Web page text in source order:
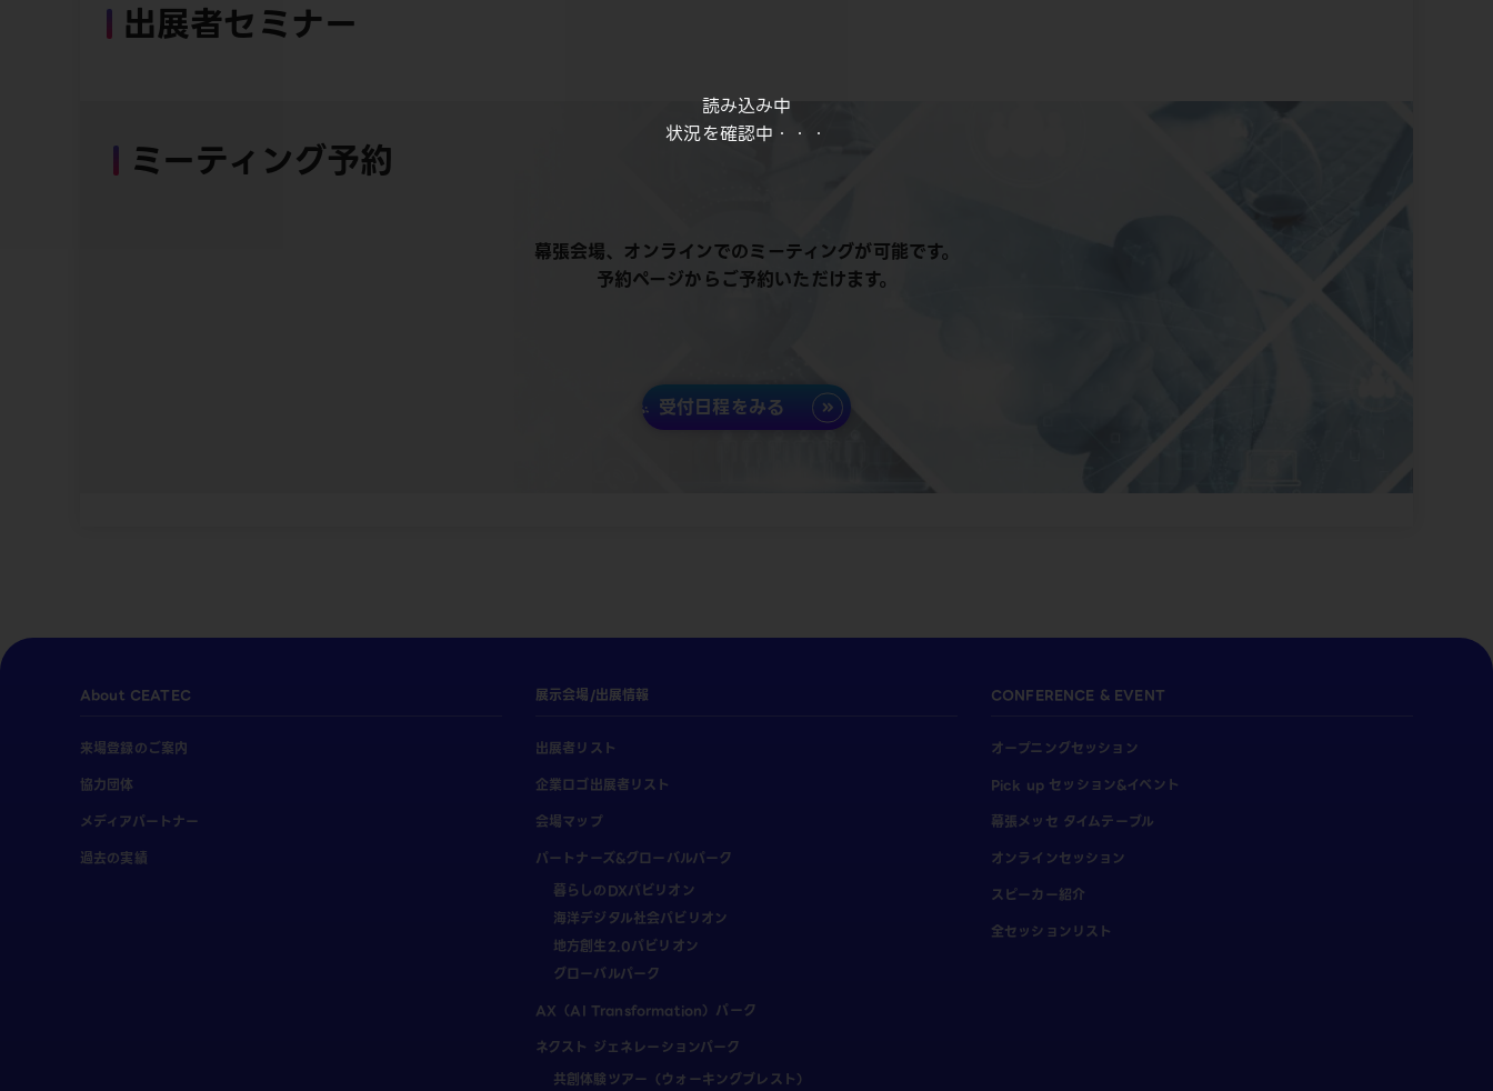
読み込み中
状況を確認中・・・
出展者セミナー
ミーティング予約
幕張会場、オンラインでのミーティングが可能です。
予約ページからご予約いただけます。
受付日程をみる
About CEATEC
来場登録のご案内
協力団体
メディアパートナー
過去の実績
展示会場/出展情報
出展者リスト
企業ロゴ出展者リスト
会場マップ
パートナーズ&グローバルパーク
暮らしのDXパビリオン
海洋デジタル社会パビリオン
地方創生2.0パビリオン
グローバルパーク
AX（AI Transformation）パーク
ネクスト ジェネレーションパーク
共創体験ツアー（ウォーキングブレスト）
CONFERENCE & EVENT
オープニングセッション
Pick up セッション&イベント
幕張メッセ タイムテーブル
オンラインセッション
スピーカー紹介
全セッションリスト